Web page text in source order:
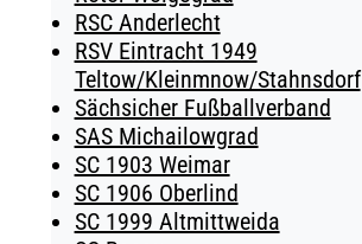
RSC Anderlecht
RSV Eintracht 1949
Teltow/Kleinmnow/Stahnsdorf
Sächsicher Fußballverband
SAS Michailowgrad
SC 1903 Weimar
SC 1906 Oberlind
SC 1999 Altmittweida